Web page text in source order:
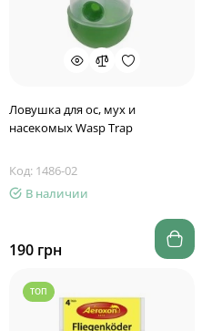
Ловушка для ос, мух и
насекомых Wasp Trap
Код: 1486-02
В наличии
190 грн
ТОП